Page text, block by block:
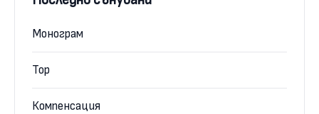
Монограм
Тор
Компенсация